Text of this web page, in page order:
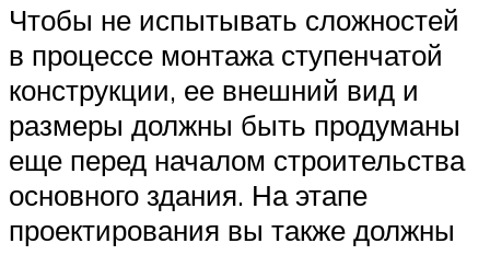
Чтобы не испытывать сложностей
в процессе монтажа ступенчатой
конструкции, ее внешний вид и
размеры должны быть продуманы
еще перед началом строительства
основного здания. На этапе
проектирования вы также должны